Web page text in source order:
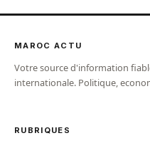
MAROC ACTU
Votre source d'information
internationale. Politique,
RUBRIQUES